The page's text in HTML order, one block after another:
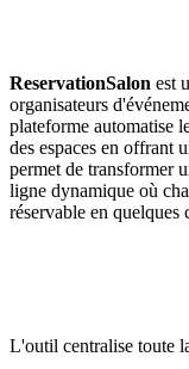
ReservationSalon est
organisateurs
plateforme automatise
des espaces en offrant
permet de transformer
ligne dynamique où
réservable en quelques
L'outil centralise toute